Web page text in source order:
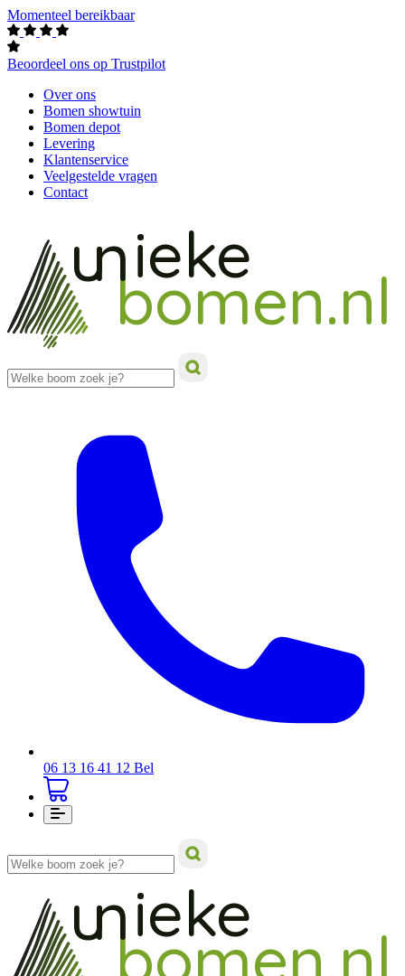
Momenteel bereikbaar
Beoordeel ons op Trustpilot
Over ons
Bomen showtuin
Bomen depot
Levering
Klantenservice
Veelgestelde vragen
Contact
bomen.nl
unieke
06 13 16 41 12 Bel
bomen.nl
unieke